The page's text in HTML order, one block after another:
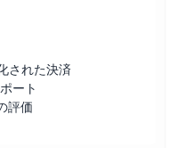
された決済
ート
評価